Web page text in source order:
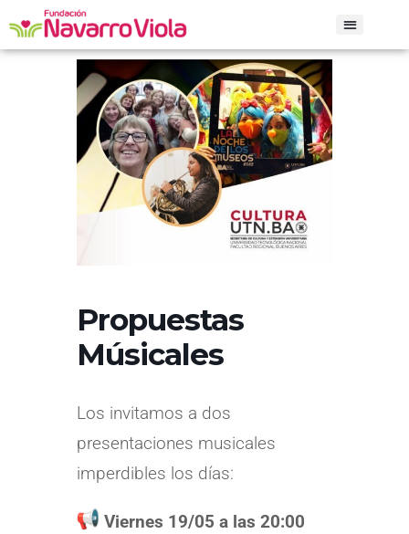
Propuestas
Músicales
Los invitamos a dos
presentaciones musicales
imperdibles los días:
Viernes 19/05 a las 20:00